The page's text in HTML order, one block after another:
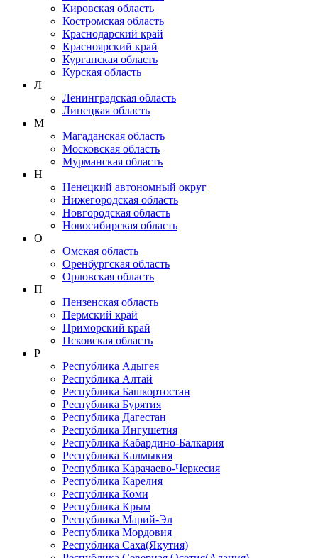
Кировская область
Костромская область
Краснодарский край
Красноярский край
Курганская область
Курская область
Л
Ленинградская область
Липецкая область
М
Магаданская область
Московская область
Мурманская область
Н
Ненецкий автономный округ
Нижегородская область
Новгородская область
Новосибирская область
О
Омская область
Оренбургская область
Орловская область
П
Пензенская область
Пермский край
Приморский край
Псковская область
Р
Республика Адыгея
Республика Алтай
Республика Башкортостан
Республика Бурятия
Республика Дагестан
Республика Ингушетия
Республика Кабардино-Балкария
Республика Калмыкия
Республика Карачаево-Черкеcия
Республика Карелия
Республика Коми
Республика Крым
Республика Марий-Эл
Республика Мордовия
Республика Саха(Якутия)